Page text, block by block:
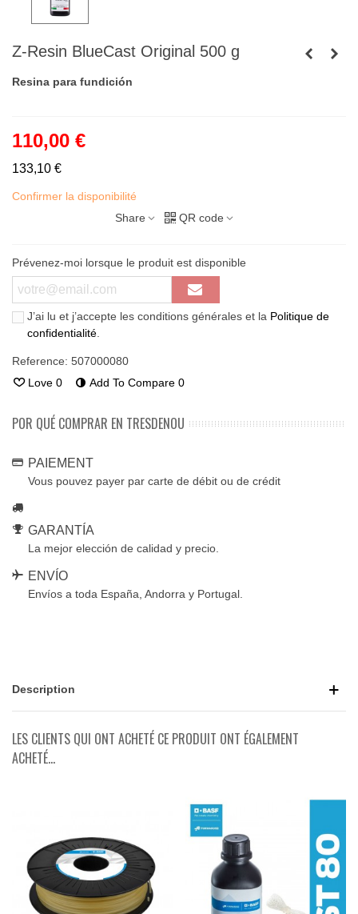
Z-Resin BlueCast Original 500 g
Resina para fundición
110,00 €
133,10 €
Confirmer la disponibilité
Share
QR code
Prévenez-moi lorsque le produit est disponible
J’ai lu et j’accepte les conditions générales et la Politique de
confidentialité
Reference: 507000080
Love 0 Add To Compare 0
POR QUÉ COMPRAR EN TRESDENOU
PAIEMENT
Vous pouvez payer par carte de débit ou de crédit
GARANTÍA
La mejor elección de calidad y precio.
ENVÍO
Envíos a toda España, Andorra y Portugal.
Description
LES CLIENTS QUI ONT ACHETÉ CE PRODUIT ONT ÉGALEMENT
ACHETÉ...